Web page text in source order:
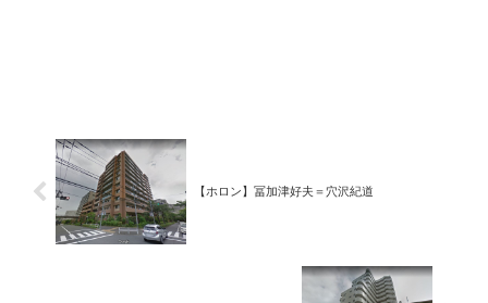
【ホロン】冨加津好夫＝穴沢紀道